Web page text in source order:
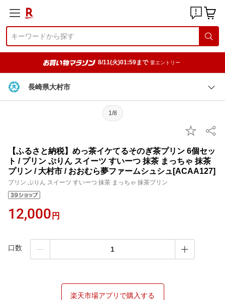
8/11(火)01:59まで 要エントリー
長崎県大村市
1/8
【ふるさと納税】めっ茶イケてるそのぎ茶プリン 6個セッ
ト / プリン ぷりん スイーツ すいーつ 抹茶 まっちゃ 抹茶
プリン / 大村市 / おおむら夢ファームシュシュ[ACAA127]
プリン ぷりん スイーツ すいーつ 抹茶 まっちゃ 抹茶プリン
12,000 円
口数
楽天市場アプリで購入する